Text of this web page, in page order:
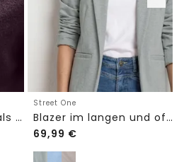
Cardigan mit Rundhals und Knöpfen
Street One
Blazer im langen und offenen Schnitt
69,99 €